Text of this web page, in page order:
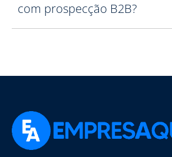
com prospecção B2B?